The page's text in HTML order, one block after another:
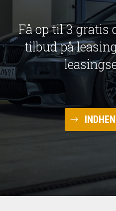
Få op til 3 gratis
tilbud på